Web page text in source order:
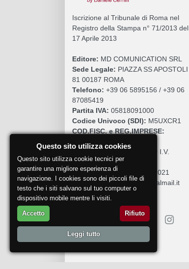
Iscrizione al Tribunale di Roma nel
Registro della Stampa n° 71/2013 del
17 Aprile 2013
Editore: MD COMUNICATION SRL
Sede Legale: PIAZZA SS APOSTOLI
81 00187 ROMA
Telefono: +39 06 5895156 / +39 06
87085419
Partita IVA: 05818091000
Codice Univoco (SDI): M5UXCR1
COD.FISC. e REG.IMPRESE:
€. 10.200,00 I.V.
REA:RM 930252
Roc:36580 del 5 maggio 2021
Pec:mdcomunication@legalmail.it
Questo sito utilizza cookies
Questo sito utilizza cookie tecnici per
garantire una migliore esperienza di
navigazione. I cookies sono dei piccoli file di
testo che i siti salvano sul tuo computer o
dispositivo mobile mentre li visiti.
Accetto Rifiuto
Leggi tutto